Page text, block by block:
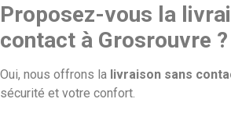
Proposez-vous la
contact à Grosrouvre ?
Oui, nous offrons la livraison sans
sécurité et votre confort.